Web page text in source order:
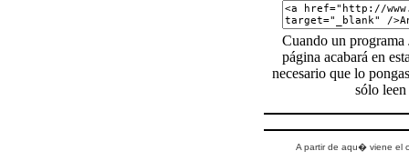
Cuando un programa
página acabará en
necesario que lo
sólo
A partir de aqu� viene el